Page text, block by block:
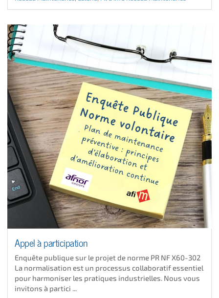
Appel à participation
Enquête publique sur le projet de norme PR NF X60-302
La normalisation est un processus collaboratif essentiel
pour harmoniser les pratiques industrielles. Nous vous
invitons à partici ...